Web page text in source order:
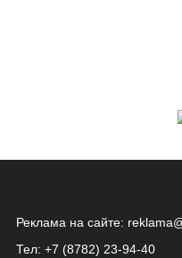
Реклама на сайте:
Тел: +7 (8782) 23‑94‑40